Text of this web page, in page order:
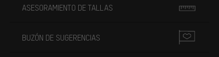
ASESORAMIENTO DE TALLAS
BUZÓN DE SUGERENCIAS